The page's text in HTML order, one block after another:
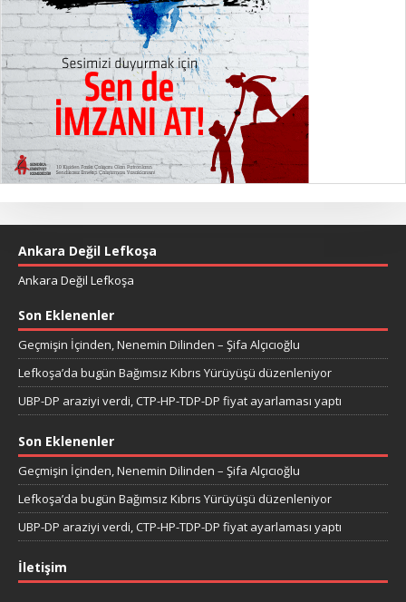
Ankara Değil Lefkoşa
Ankara Değil Lefkoşa
Son Eklenenler
Geçmişin İçinden, Nenemin Dilinden – Şifa Alçıcıoğlu
Lefkoşa’da bugün Bağımsız Kıbrıs Yürüyüşü düzenleniyor
UBP-DP araziyi verdi, CTP-HP-TDP-DP fiyat ayarlaması yaptı
Son Eklenenler
Geçmişin İçinden, Nenemin Dilinden – Şifa Alçıcıoğlu
Lefkoşa’da bugün Bağımsız Kıbrıs Yürüyüşü düzenleniyor
UBP-DP araziyi verdi, CTP-HP-TDP-DP fiyat ayarlaması yaptı
İletişim